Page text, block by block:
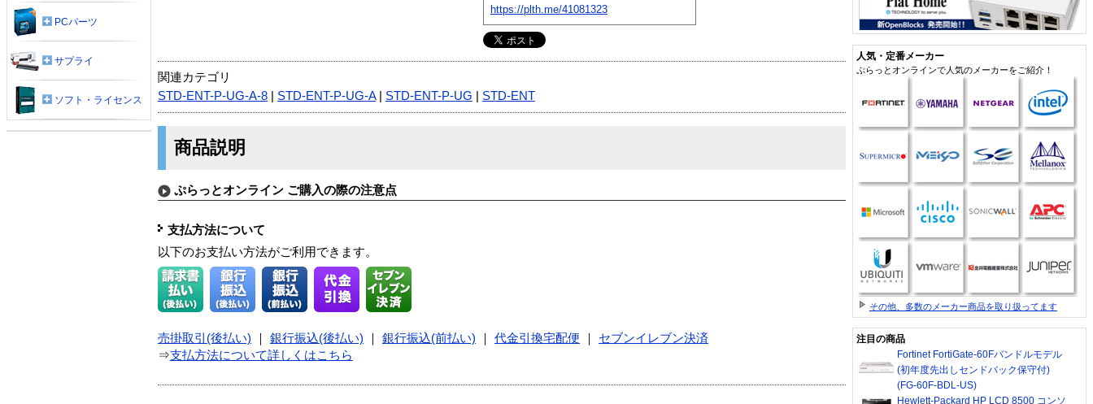
https://plth.me/41081323
関連カテゴリ
STD-ENT-P-UG-A-8
STD-ENT-P-UG-A| STD-ENT-P-UG STD-ENT
商品説明
ぷらっとオンライン ご購入の際の注意点
支払方法について
以下のお支払い方法がご利用できます。
売掛取引(後払い) 銀行振込(後払い) 銀行振込(前払い) 代金引換宅配便
セブンイレブン決済
⇒支払方法について詳しくはこちら
PCパーツ
サプライ
ソフト・ライセンス
人気・定番メーカー
ぷらっとオンラインで人気のメーカーをご紹介！
その他、多数のメーカー商品を取り扱ってます
注目の商品
Fortinet FortiGate-60Fバンドルモデル
(初年度先出しセンドバック保守付)
(FG-60F-BDL-US)
Hewlett-Packard HP LCD 8500 コンソ